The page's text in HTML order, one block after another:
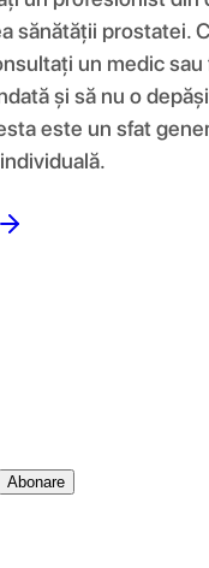
sănătății prostatei.
un medic
și să nu o
este un sfat
Abonare